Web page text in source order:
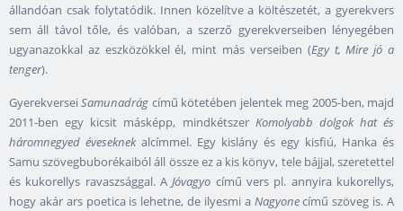
állandóan csak folytatódik. Innen közelítve a költészetét, a gyerekvers
sem áll távol tőle, és valóban, a szerző gyerekverseiben lényegében
ugyanazokkal az eszközökkel él, mint más verseiben (Egy t, Mire jó a
tenger).
GyerekverseiSamunadrág című kötetében jelentek meg 2005-ben, majd
2011-ben egy kicsit másképp, mindkétszer Komolyabb dolgok hat és
háromnegyed éveseknekalcímmel. Egy kislány és egy kisfiú, Hanka és
Samu szövegbuborékaiból áll össze ez a kis könyv, tele bájjal, szeretettel
és kukorellys ravaszsággal. AJóvagyo című vers pl. annyira kukorellys,
hogy akár ars poetica is lehetne, de ilyesmi a Nagyonecímű szöveg is. A